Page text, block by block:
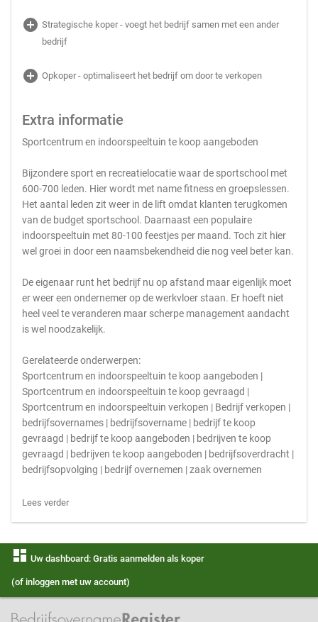
add_circle Strategische koper - voegt het bedrijf samen met een ander
bedrijf
add_circle Opkoper - optimaliseert het bedrijf om door te verkopen
Extra informatie
Sportcentrum en indoorspeeltuin te koop aangeboden
Bijzondere sport en recreatielocatie waar de sportschool met
600-700 leden. Hier wordt met name fitness en groepslessen.
Het aantal leden zit weer in de lift omdat klanten terugkomen
van de budget sportschool. Daarnaast een populaire
indoorspeeltuin met 80-100 feestjes per maand. Toch zit hier
wel groei in door een naamsbekendheid die nog veel beter kan.
De eigenaar runt het bedrijf nu op afstand maar eigenlijk moet
er weer een ondernemer op de werkvloer staan. Er hoeft niet
heel veel te veranderen maar scherpe management aandacht
is wel noodzakelijk.
Gerelateerde onderwerpen:
Sportcentrum en indoorspeeltuin te koop aangeboden |
Sportcentrum en indoorspeeltuin te koop gevraagd |
Sportcentrum en indoorspeeltuin verkopen | Bedrijf verkopen |
bedrijfsovernames | bedrijfsovername | bedrijf te koop
gevraagd | bedrijf te koop aangeboden | bedrijven te koop
gevraagd | bedrijven te koop aangeboden | bedrijfsoverdracht |
bedrijfsopvolging | bedrijf overnemen | zaak overnemen
Lees verder
dashboard Uw dashboard: Gratis aanmelden als koper
(of inloggen met uw account)